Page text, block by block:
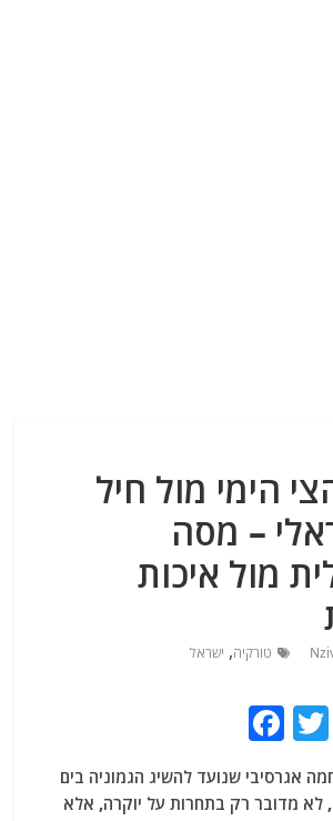
הימי מול חיל
– מסה
מול איכות
טורקיה, ישראל
E
T
itt
c
אגרסיבי שנועד להשיג הגמוניה בים
לא מדובר רק בתחרות על יוקרה, אלא